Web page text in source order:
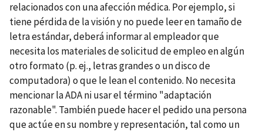
relacionados con una afección médica. Por ejemplo, si
tiene pérdida de la visión y no puede leer en tamaño de
letra estándar, deberá informar al empleador que
necesita los materiales de solicitud de empleo en algún
otro formato (p. ej., letras grandes o un disco de
computadora) o que le lean el contenido. No necesita
mencionar la ADA ni usar el término "adaptación
razonable". También puede hacer el pedido una persona
que actúe en su nombre y representación, tal como un